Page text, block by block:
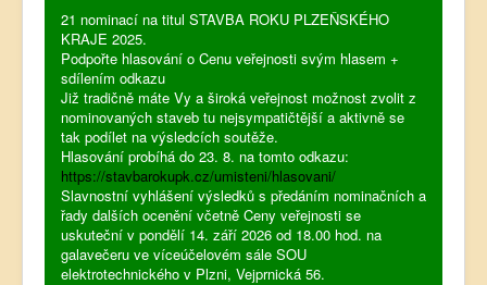
21 nominací na titul STAVBA ROKU PLZEŇSKÉHO
KRAJE 2025.
Podpořte hlasování o Cenu veřejnosti svým hlasem +
sdílením odkazu
Již tradičně máte Vy a široká veřejnost možnost zvolit z
nominovaných staveb tu nejsympatičtější a aktivně se
tak podílet na výsledcích soutěže.
Hlasování probíhá do 23. 8. na tomto odkazu:
https://stavbarokupk.cz/umisteni/hlasovani/
Slavnostní vyhlášení výsledků s předáním nominačních a
řady dalších ocenění včetně Ceny veřejnosti se
uskuteční v pondělí 14. září 2026 od 18.00 hod. na
galavečeru ve víceúčelovém sále SOU
elektrotechnického v Plzni, Vejprnická 56.